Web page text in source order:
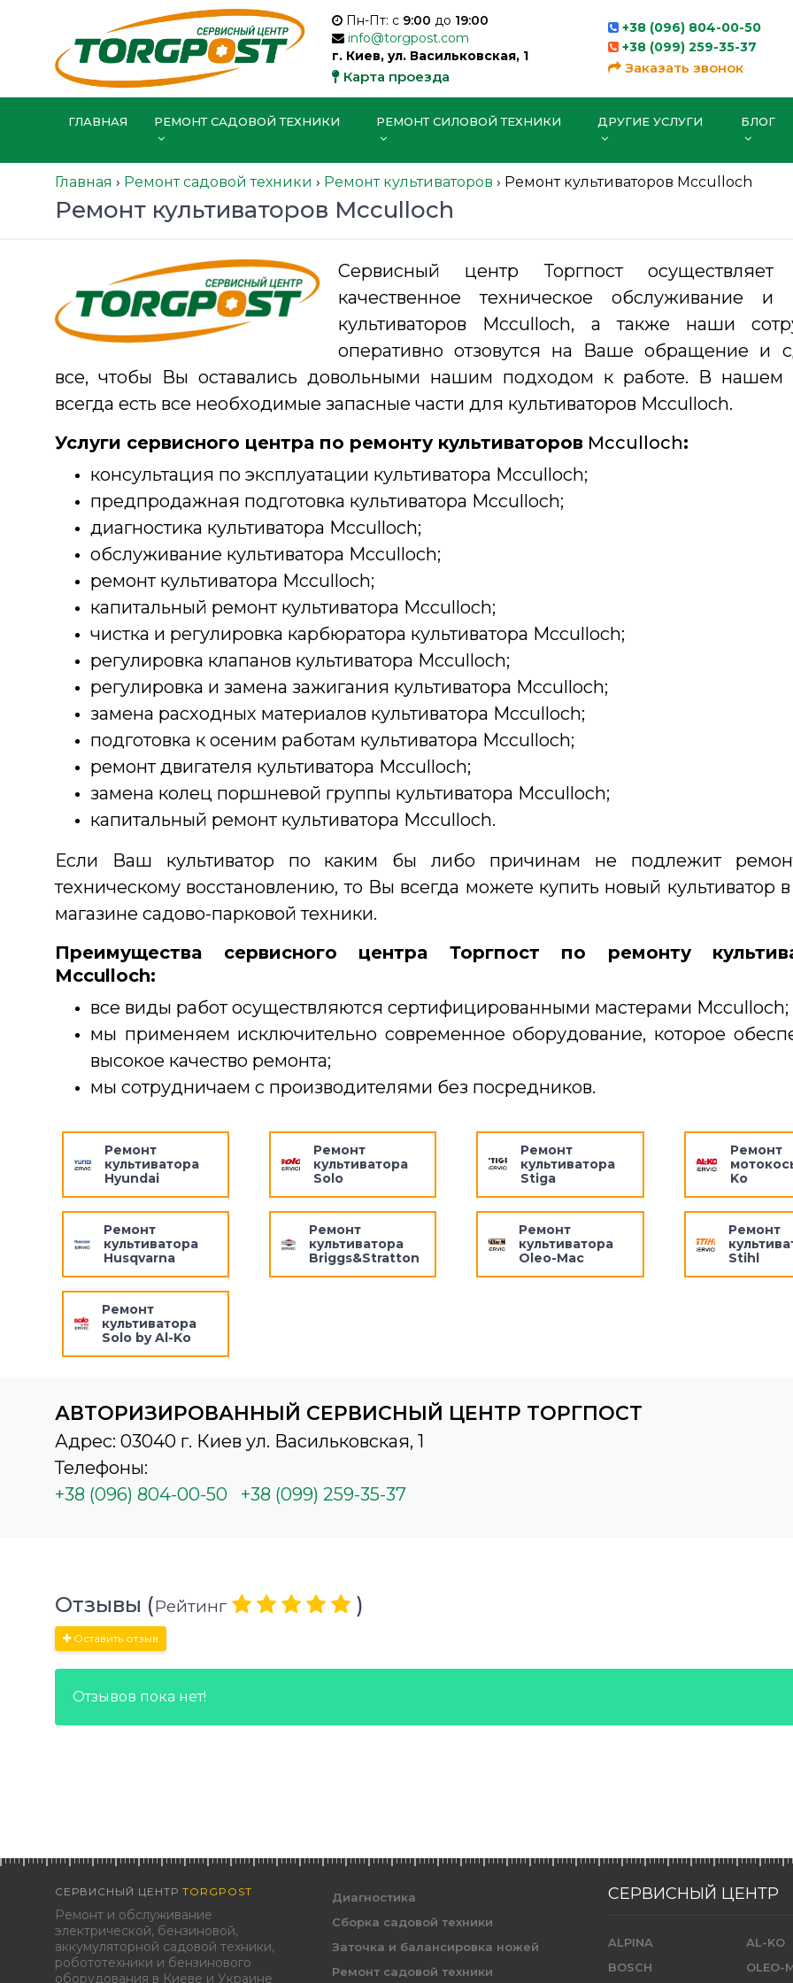
Пн-Пт: с 9:00 до 19:00
info@torgpost.com
г. Киев, ул. Васильковская, 1
Карта проезда
+38 (096) 804-00-50
+38 (099) 259-35-37
Заказать звонок
ГЛАВНАЯ РЕМОНТ САДОВОЙ ТЕХНИКИ РЕМОНТ СИЛОВОЙ ТЕХНИКИ ДРУГИЕ УСЛУГИ БЛОГ
Главная › Ремонт садовой техники › Ремонт культиваторов › Ремонт культиваторов Mcculloch
Ремонт культиваторов Mcculloch
Сервисный центр Торгпост осуществляет
качественное техническое обслуживание и
культиваторов Mcculloch, а также наши
оперативно отзовутся на Ваше обращение и
все, чтобы Вы оставались довольными нашим подходом к работе. В нашем
всегда есть все необходимые запасные части для культиваторов Mcculloch.
Услуги сервисного центра по ремонту культиваторов Mcculloch:
консультация по эксплуатации культиватора Mcculloch;
предпродажная подготовка культиватора Mcculloch;
диагностика культиватора Mcculloch;
обслуживание культиватора Mcculloch;
ремонт культиватора Mcculloch;
капитальный ремонт культиватора Mcculloch;
чистка и регулировка карбюратора культиватора Mcculloch;
регулировка клапанов культиватора Mcculloch;
регулировка и замена зажигания культиватора Mcculloch;
замена расходных материалов культиватора Mcculloch;
подготовка к осеним работам культиватора Mcculloch;
ремонт двигателя культиватора Mcculloch;
замена колец поршневой группы культиватора Mcculloch;
капитальный ремонт культиватора Mcculloch.
Если Ваш культиватор по каким бы либо причинам не подлежит
техническому восстановлению, то Вы всегда можете купить новый культиватор
магазине садово-парковой техники.
Преимущества сервисного центра Торгпост по ремонту
Mcculloch:
все виды работ осуществляются сертифицированными мастерами Mcculloch;
мы применяем исключительно современное оборудование, которое
высокое качество ремонта;
мы сотрудничаем с производителями без посредников.
Ремонт
культиватора
Hyundai
Ремонт
культиватора
Husqvarna
Ремонт
культиватора
Solo by Al-Ko
Ремонт
культиватора
Solo
Ремонт
культиватора
Briggs&Stratton
Ремонт
культиватора
Stiga
Ремонт
культиватора
Oleo-Mac
Ремонт
Ko
Ремонт
Stihl
АВТОРИЗИРОВАННЫЙ СЕРВИСНЫЙ ЦЕНТР ТОРГПОСТ
Адрес: 03040 г. Киев ул. Васильковская, 1
Телефоны:
+38 (096) 804-00-50
+38 (099) 259-35-37
Отзывы (Рейтинг )
Оставить отзыв
Отзывов пока нет!
СЕРВИСНЫЙ ЦЕНТР TORGPOST
Ремонт и обслуживание
электрической, бензиновой,
аккумуляторной садовой техники,
робототехники и бензинового
оборудования в Киеве и Украине
Диагностика
Сборка садовой техники
Заточка и балансировка ножей
Ремонт садовой техники
СЕРВИСНЫЙ ЦЕНТР
ALPINA
BOSCH
AL-KO
OLEO-